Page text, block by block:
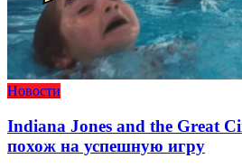
Новости
Indiana Jones and the Great
похож на успешную игру